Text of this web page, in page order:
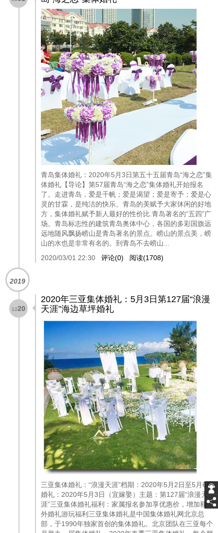
青岛集体婚礼：2020年5月3日第五十五届青岛“海之恋”集
体婚礼【导论】第57届青岛“海之恋”集体婚礼开始报名
了。走进青岛，爱是千帆；爱是渴望；爱是寄予；爱是心
灵的甘霖，是纯洁的快乐。青岛的美赋予大家休闲的好地
方，集体婚礼赋予新人最好的性价比.青岛著名的“五四”广
场。青岛标志性的建筑青岛奥体中心，各国的多彩国旗远
远地随风飘扬崂山是青岛著名的景点。崂山的景点美，崂
山的水也是非常有名的。到青岛不去崂山...
2020/03/01 22:30 评论(0) 阅读(1708)
2019
1220
2020年三亚集体婚礼：5月3日第127届“浪漫
天涯”海边草坪婚礼
三亚集体婚礼：“浪漫天涯”档期：2020年5月2日至5月6日
婚礼：2020年5月3日（宜嫁娶）主题：第127届“浪漫天
涯”三亚集体婚礼福利：家属报名参加享优惠价，增加额
外婚礼游玩福利三亚集体婚礼是中国集体婚礼网北京总
部，于1990年独家首创的集体婚礼。北京团队在三亚每个